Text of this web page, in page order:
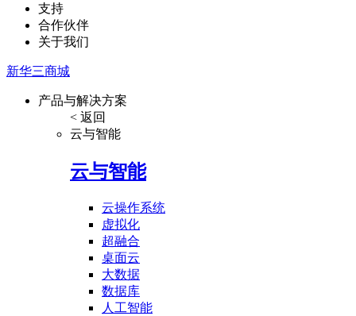
支持
合作伙伴
关于我们
新华三商城
产品与解决方案
< 返回
云与智能
云与智能
云操作系统
虚拟化
超融合
桌面云
大数据
数据库
人工智能